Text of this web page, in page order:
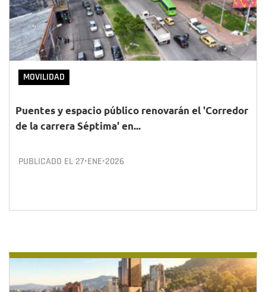
MOVILIDAD
Puentes y espacio público renovarán el 'Corredor
de la carrera Séptima' en...
PUBLICADO EL 27•ENE•2026